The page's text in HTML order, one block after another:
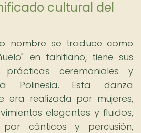
cultural del
nombre se traduce como
en tahitiano, tiene sus
ceremoniales y
Polinesia. Esta danza
era realizada por mujeres,
elegantes y fluidos,
por cánticos y percusión,